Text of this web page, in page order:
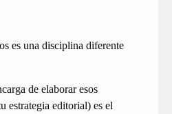
es una disciplina diferente
de elaborar esos
estrategia editorial) es el